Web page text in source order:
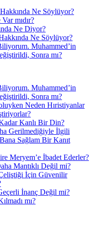
Ne Söylüyor?
mıdır?
Ne Diyor?
Ne Söylüyor?
Muhammed’in
Sonra mı?
Muhammed’in
Sonra mı?
Neden Hıristiyanlar
Kanlı Bir Din?
Gerilmediğiyle İlgili
Sağlam Bir Kanıt
Meryem’e İbadet Ederler?
Mantıklı Değil mi?
İçin Güvenilir
İnanç Değil mi?
mı?